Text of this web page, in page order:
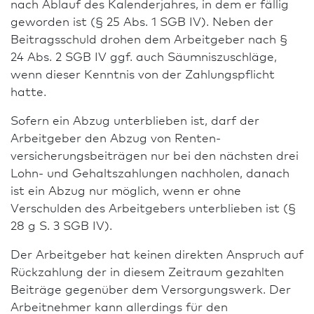
will die DRV auf rückwirkende Forderungen
wegen der verspäteten Befreiungsanträge
verzichten.
geworden ist (§ 25 Abs. 1 SGB IV). Neben der
Beitragsschuld drohen dem Arbeitgeber nach §
24 Abs. 2 SGB IV ggf. auch Säumniszuschläge,
wenn dieser Kenntnis von der Zahlungspflicht
hatte.
Sofern ein Abzug unterblieben ist, darf der
Arbeitgeber den Abzug von Renten­
versicherungsbeiträgen nur bei den nächsten drei
Lohn- und Gehaltszahlungen nachholen, danach
ist ein Abzug nur möglich, wenn er ohne
Verschulden des Arbeitgebers unterblieben ist (§
28 g S. 3 SGB IV).
Der Arbeitgeber hat keinen direkten Anspruch auf
Rückzahlung der in diesem Zeitraum gezahlten
Beiträge gegenüber dem Versorgungswerk. Der
Arbeitnehmer kann allerdings für den